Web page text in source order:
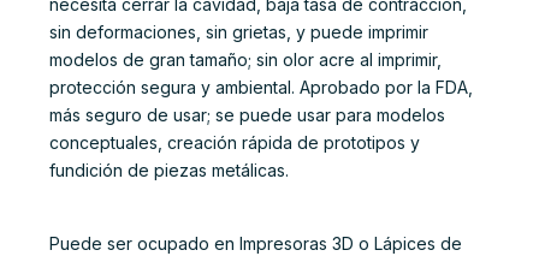
sin deformaciones, sin grietas, y puede imprimir
modelos de gran tamaño; sin olor acre al imprimir,
protección segura y ambiental. Aprobado por la FDA,
más seguro de usar; se puede usar para modelos
conceptuales, creación rápida de prototipos y
fundición de piezas metálicas.
Puede ser ocupado en Impresoras 3D o Lápices de